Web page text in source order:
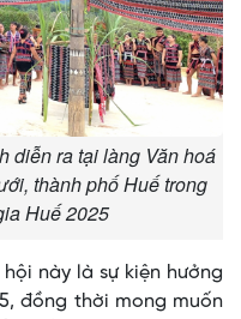
diễn ra tại làng Văn hoá
thành phố Huế trong
Huế 2025
hội này là sự kiện hưởng
đồng thời mong muốn